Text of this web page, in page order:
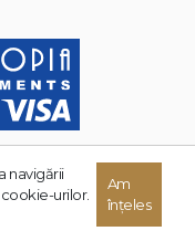
rezervate.
navigării
urilor.
Am
înțeles